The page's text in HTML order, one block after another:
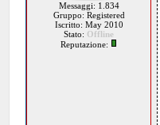
Messaggi: 1.834
Gruppo: Registered
Iscritto: May 2010
Stato: Offline
Reputazione: